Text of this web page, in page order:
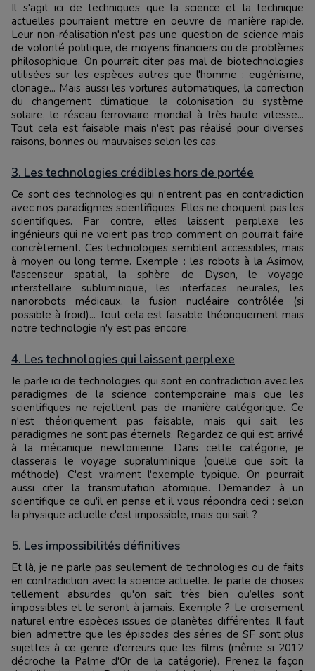
Il s'agit ici de techniques que la science et la technique
actuelles pourraient mettre en oeuvre de manière rapide.
Leur non-réalisation n'est pas une question de science mais
de volonté politique, de moyens financiers ou de problèmes
philosophique. On pourrait citer pas mal de biotechnologies
utilisées sur les espèces autres que l'homme : eugénisme,
clonage... Mais aussi les voitures automatiques, la correction
du changement climatique, la colonisation du système
solaire, le réseau ferroviaire mondial à très haute vitesse...
Tout cela est faisable mais n'est pas réalisé pour diverses
raisons, bonnes ou mauvaises selon les cas.
3. Les technologies crédibles hors de portée
Ce sont des technologies qui n'entrent pas en contradiction
avec nos paradigmes scientifiques. Elles ne choquent pas les
scientifiques. Par contre, elles laissent perplexe les
ingénieurs qui ne voient pas trop comment on pourrait faire
concrètement. Ces technologies semblent accessibles, mais
à moyen ou long terme. Exemple : les robots à la Asimov,
l'ascenseur spatial, la sphère de Dyson, le voyage
interstellaire subluminique, les interfaces neurales, les
nanorobots médicaux, la fusion nucléaire contrôlée (si
possible à froid)... Tout cela est faisable théoriquement mais
notre technologie n'y est pas encore.
4. Les technologies qui laissent perplexe
Je parle ici de technologies qui sont en contradiction avec les
paradigmes de la science contemporaine mais que les
scientifiques ne rejettent pas de manière catégorique. Ce
n'est théoriquement pas faisable, mais qui sait, les
paradigmes ne sont pas éternels. Regardez ce qui est arrivé
à la mécanique newtonienne. Dans cette catégorie, je
classerais le voyage supraluminique (quelle que soit la
méthode). C'est vraiment l'exemple typique. On pourrait
aussi citer la transmutation atomique. Demandez à un
scientifique ce qu'il en pense et il vous répondra ceci : selon
la physique actuelle c'est impossible, mais qui sait ?
5. Les impossibilités définitives
Et là, je ne parle pas seulement de technologies ou de faits
en contradiction avec la science actuelle. Je parle de choses
tellement absurdes qu'on sait très bien qu’elles sont
impossibles et le seront à jamais. Exemple ? Le croisement
naturel entre espèces issues de planètes différentes. Il faut
bien admettre que les épisodes des séries de SF sont plus
sujettes à ce genre d'erreurs que les films (même si 2012
décroche la Palme d'Or de la catégorie). Prenez la façon